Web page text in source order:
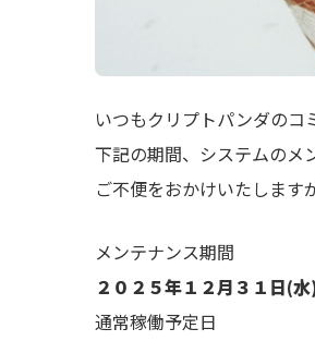
いつもクリプトパンダのコ
下記の期間、システムのメ
ご不便をおかけいたします
メンテナンス期間
２０２５年１２月３１日(
通常稼働予定日